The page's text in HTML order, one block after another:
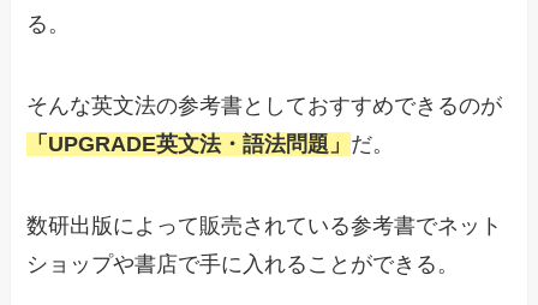
る。
そんな英文法の参考書としておすすめできるのが
「UPGRADE英文法・語法問題」 だ。
数研出版によって販売されている参考書でネット
ショップや書店で手に入れることができる。